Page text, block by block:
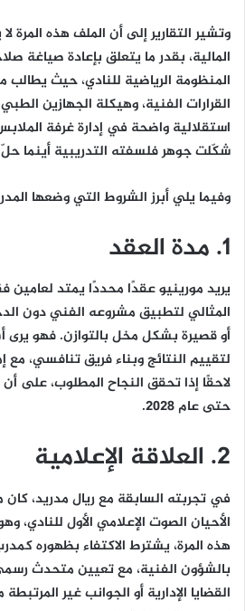
وتشير التقارير إلى أن الملف هذه المرة
المالية، بقدر ما يتعلق بإعادة صياغة
المنظومة الرياضية للنادي، حيث
القرارات الفنية، وهيكلة الجهازين
استقلالية واضحة في إدارة غرفة
شكّلت جوهر فلسفته التدريبية أينما
وفيما يلي أبرز الشروط التي وضعها
1. مدة العقد
يريد مورينيو عقدًا محددًا يمتد لعامين
المثالي لتطبيق مشروعه الفني دون
أو قصيرة بشكل مخل بالتوازن. فهو يرى
لتقييم النتائج وبناء فريق تنافسي، مع
لاحقًا إذا تحقق النجاح المطلوب، على
حتى عام 2028.
2. العلاقة الإعلامية
في تجربته السابقة مع ريال مدريد،
الأحيان الصوت الإعلامي الأول للنادي،
هذه المرة، يشترط الاكتفاء بظهوره
بالشؤون الفنية، مع تعيين متحدث
القضايا الإدارية أو الجوانب غير المرتبطة